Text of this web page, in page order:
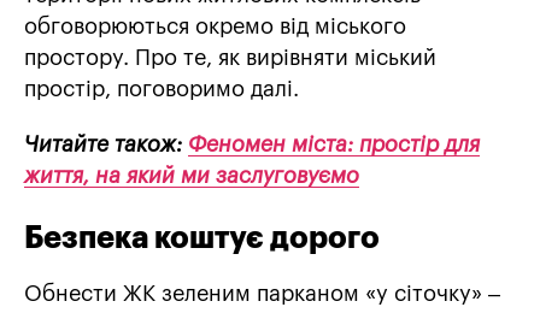
обговорюються окремо від міського
простору. Про те, як вирівняти міський
простір, поговоримо далі.
Читайте також: Феномен міста: простір для
життя, на який ми заслуговуємо
Безпека коштує дорого
Обнести ЖК зеленим парканом «у сіточку» –